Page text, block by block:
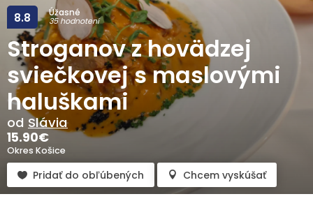
Úžasné
35 hodnotení
8.8
Stroganov z hovädzej
sviečkovej s maslovými
haluškami
od Slávia
15.90€
Okres Košice
Pridať do obľúbených Chcem vyskúšať